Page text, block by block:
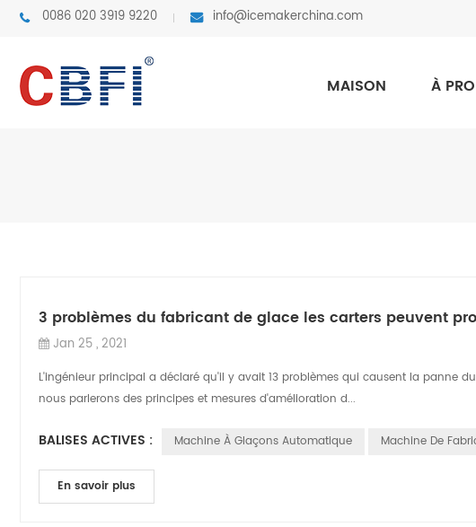
0086 020 3919 9220 info@icemakerchina.com
MAISON À
3 problèmes du fabricant de glace les carters peuvent
Jan 25 , 2021
L'ingénieur principal a déclaré qu'il y avait 13 problèmes qui causent la panne
nous parlerons des principes et mesures d'amélioration d...
BALISES ACTIVES : Machine À Glaçons Automatique Machine De
En savoir plus